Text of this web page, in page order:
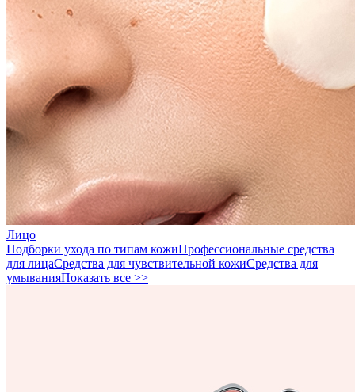
Лицо
Подборки ухода по типам кожиПрофессиональные средства
для лицаСредства для чувствительной кожиСредства для
умыванияПоказать все >>